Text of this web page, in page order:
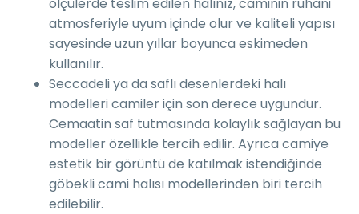
atmosferiyle uyum içinde olur ve kaliteli yapısı
sayesinde uzun yıllar boyunca eskimeden
kullanılır.
Seccadeli ya da saflı desenlerdeki halı
modelleri camiler için son derece uygundur.
Cemaatin saf tutmasında kolaylık sağlayan bu
modeller özellikle tercih edilir. Ayrıca camiye
estetik bir görüntü de katılmak istendiğinde
göbekli cami halısı modellerinden biri tercih
edilebilir.